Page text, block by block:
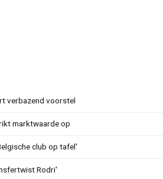
verbazend voorstel
marktwaarde op
club op tafel'
Rodri'